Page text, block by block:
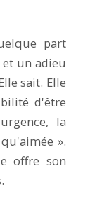
part
un adieu
sait. Elle
d'être
la
».
offre son